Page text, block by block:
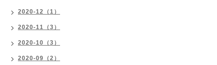
2020-12（1）
2020-11（3）
2020-10（3）
2020-09（2）